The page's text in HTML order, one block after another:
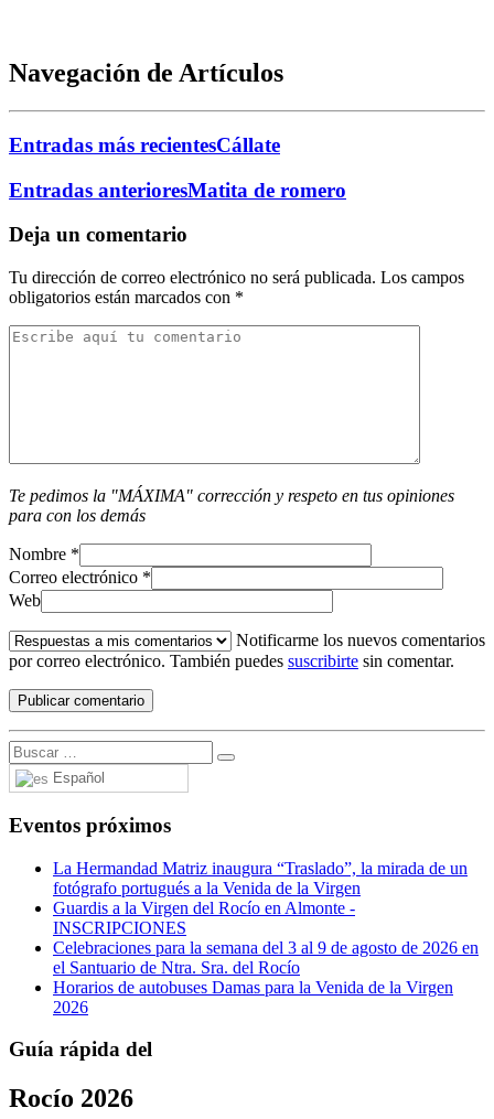
Navegación de Artículos
Entradas más recientesCállate
Entradas anterioresMatita de romero
Deja un comentario
Tu dirección de correo electrónico no será publicada. Los campos
obligatorios están marcados con *
Te pedimos la "MÁXIMA" corrección y respeto en tus opiniones
para con los demás
Nombre *
Correo electrónico *
Web
Notificarme los nuevos comentarios
por correo electrónico. También puedes suscribirte sin comentar.
Español
Eventos próximos
La Hermandad Matriz inaugura “Traslado”, la mirada de un
fotógrafo portugués a la Venida de la Virgen
Guardis a la Virgen del Rocío en Almonte -
INSCRIPCIONES
Celebraciones para la semana del 3 al 9 de agosto de 2026 en
el Santuario de Ntra. Sra. del Rocío
Horarios de autobuses Damas para la Venida de la Virgen
2026
Guía rápida del
Rocío 2026